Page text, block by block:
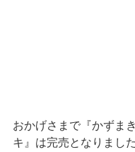
おかげさまで『かずま
キ』は完売となりました